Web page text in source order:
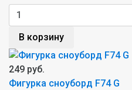
В корзину
249 руб.
Фигурка сноуборд F74 G